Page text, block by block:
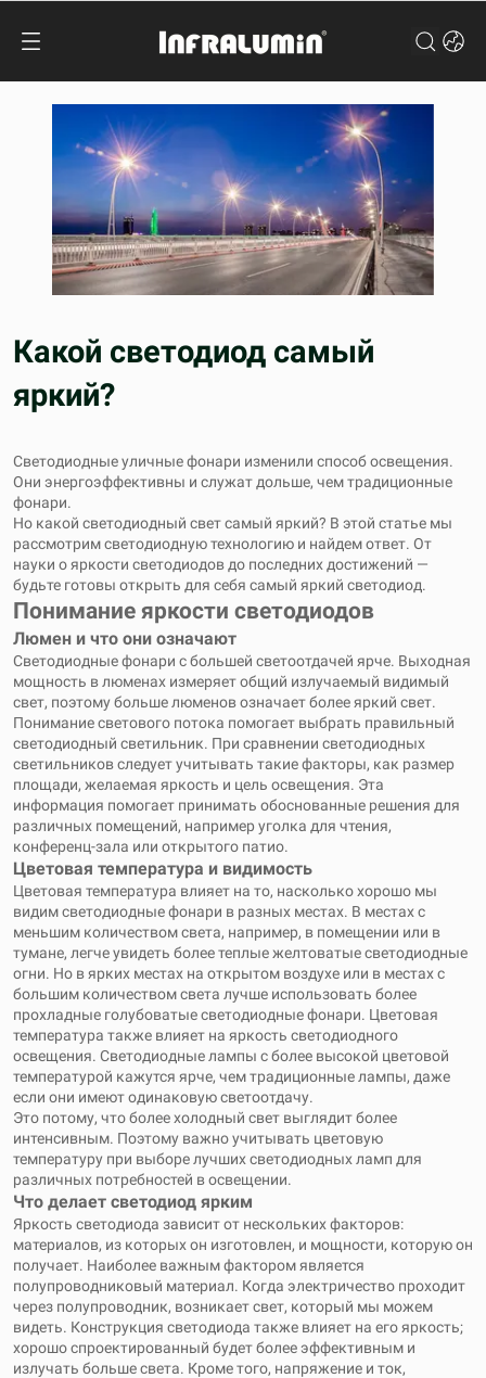
Какой светодиод самый
яркий?
Светодиодные уличные фонари изменили способ освещения.
Они энергоэффективны и служат дольше, чем традиционные
фонари.
Но какой светодиодный свет самый яркий? В этой статье мы
рассмотрим светодиодную технологию и найдем ответ. От
науки о яркости светодиодов до последних достижений —
будьте готовы открыть для себя самый яркий светодиод.
Понимание яркости светодиодов
Люмен и что они означают
Светодиодные фонари с большей светоотдачей ярче. Выходная
мощность в люменах измеряет общий излучаемый видимый
свет, поэтому больше люменов означает более яркий свет.
Понимание светового потока помогает выбрать правильный
светодиодный светильник. При сравнении светодиодных
светильников следует учитывать такие факторы, как размер
площади, желаемая яркость и цель освещения. Эта
информация помогает принимать обоснованные решения для
различных помещений, например уголка для чтения,
конференц-зала или открытого патио.
Цветовая температура и видимость
Цветовая температура влияет на то, насколько хорошо мы
видим светодиодные фонари в разных местах. В местах с
меньшим количеством света, например, в помещении или в
тумане, легче увидеть более теплые желтоватые светодиодные
огни. Но в ярких местах на открытом воздухе или в местах с
большим количеством света лучше использовать более
прохладные голубоватые светодиодные фонари. Цветовая
температура также влияет на яркость светодиодного
освещения. Светодиодные лампы с более высокой цветовой
температурой кажутся ярче, чем традиционные лампы, даже
если они имеют одинаковую светоотдачу.
Это потому, что более холодный свет выглядит более
интенсивным. Поэтому важно учитывать цветовую
температуру при выборе лучших светодиодных ламп для
различных потребностей в освещении.
Что делает светодиод ярким
Яркость светодиода зависит от нескольких факторов:
материалов, из которых он изготовлен, и мощности, которую он
получает. Наиболее важным фактором является
полупроводниковый материал. Когда электричество проходит
через полупроводник, возникает свет, который мы можем
видеть. Конструкция светодиода также влияет на его яркость;
хорошо спроектированный будет более эффективным и
излучать больше света. Кроме того, напряжение и ток,